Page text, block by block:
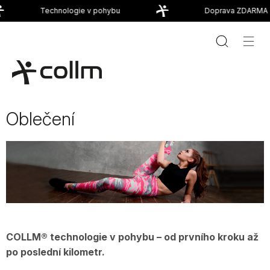
Přejít
na
Technologie v pohybu Doprava ZDARMA
Oblečení
COLLM® technologie v pohybu – od prvního kroku až
po poslední kilometr.